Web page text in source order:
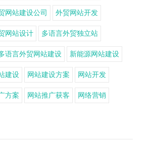
网站建设公司 外贸网站开发
网站设计 多语言外贸独立站
语言外贸网站建设 新能源网站建设
建设 网站建设方案 网站开发
方案 网站推广获客 网络营销